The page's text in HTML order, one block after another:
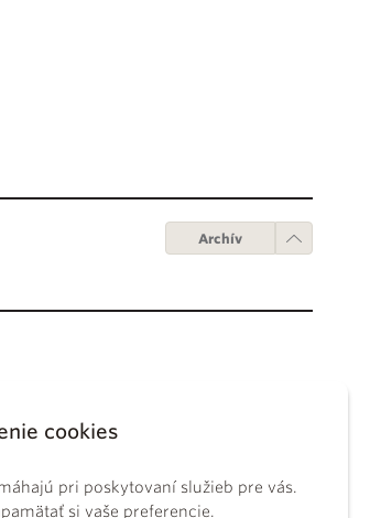
cookies
pri poskytovaní služieb pre vás.
si vaše preferencie.
Archív
Digitálne vydanie
Používanie cookies